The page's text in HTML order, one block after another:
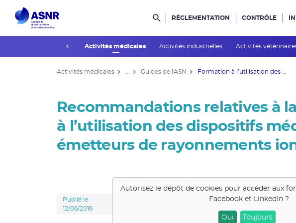
Rechercher dans le site
RÉGLEMENTATION CONTRÔLE
Installations nucléaires Activités médicales Activités industrielles Activités
Activités médicales Guides de l'ASN Formation à l’utilisation des ...
Recommandations relatives à
à l’utilisation des dispositifs
émetteurs de rayonnements
Publié le
12/06/2016
Autorisez le dépôt de cookies pour accéder aux
Facebook et LinkedIn?
Oui Toujours